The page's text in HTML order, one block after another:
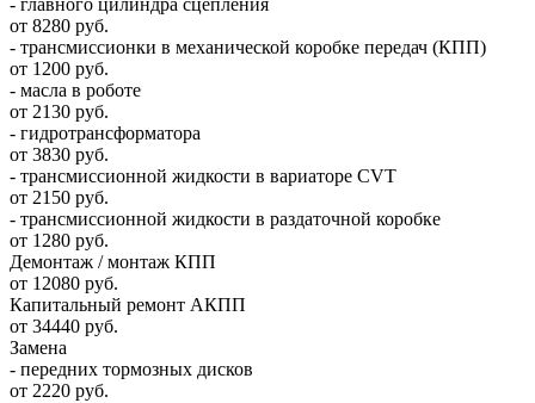
от 8280 руб.
- трансмиссионки в механической коробке передач (КПП)
от 1200 руб.
- масла в роботе
от 2130 руб.
- гидротрансформатора
от 3830 руб.
- трансмиссионной жидкости в вариаторе CVT
от 2150 руб.
- трансмиссионной жидкости в раздаточной коробке
от 1280 руб.
Демонтаж / монтаж КПП
от 12080 руб.
Капитальный ремонт АКПП
от 34440 руб.
Замена
- передних тормозных дисков
от 2220 руб.